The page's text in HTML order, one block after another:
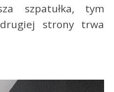
szpatułka, tym
strony trwa